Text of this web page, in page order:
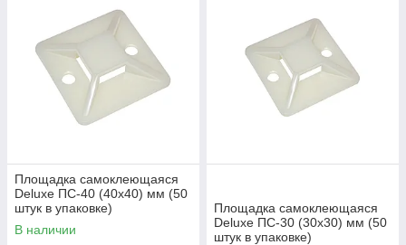
Площадка самоклеющаяся
Deluxe ПС-40 (40х40) мм (50
штук в упаковке)
В наличии
Площадка самоклеющаяся
Deluxe ПС-30 (30х30) мм (50
штук в упаковке)